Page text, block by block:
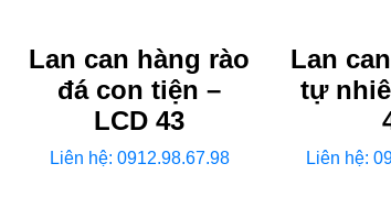
Lan can hàng rào
đá con tiện –
LCD 43
Liên hệ: 0912.98.67.98
Lan
tự
Liên hệ: